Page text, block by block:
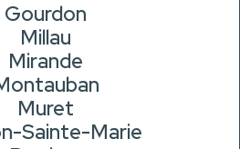
Gourdon
Millau
Mirande
Muret
Sainte-Marie